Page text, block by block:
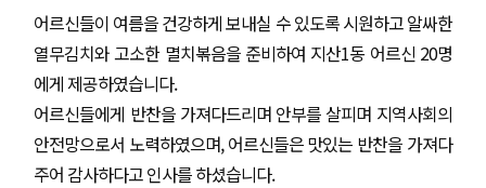
어르신들이 여름을 건강하게 보내실 수 있도록 시원하고 알싸한
열무김치와 고소한 멸치볶음을 준비하여 지산1동 어르신 20명
에게 제공하였습니다.
어르신들에게 반찬을 가져다드리며 안부를 살피며 지역사회의
안전망으로서 노력하였으며, 어르신들은 맛있는 반찬을 가져다
주어 감사하다고 인사를 하셨습니다.